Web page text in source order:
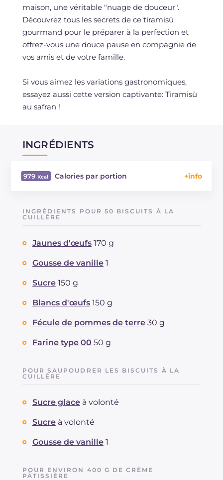
maison, une véritable "nuage de douceur".
Découvrez tous les secrets de ce tiramisù
gourmand pour le préparer à la perfection et
offrez-vous une douce pause en compagnie de
vos amis et de votre famille.
Si vous aimez les variations gastronomiques,
essayez aussi cette version captivante: Tiramisù
au safran !
INGRÉDIENTS
979 Calories par portion
Dont sucres
Graisses
Fibre
Cholestérol
INGRÉDIENTS POUR 50 BISCUITS À LA
CUILLÈRE
Jaunes d'œufs 170 g
Gousse de vanille 1
Sucre 150 g
Blancs d'œufs 150 g
Fécule de pommes de terre 30 g
Farine type 00 50 g
POUR SAUPOUDRER LES BISCUITS À LA
CUILLÈRE
Sucre glace à volonté
Sucre à volonté
Gousse de vanille 1
POUR ENVIRON 400 G DE CRÈME
PÂTISSIÈRE